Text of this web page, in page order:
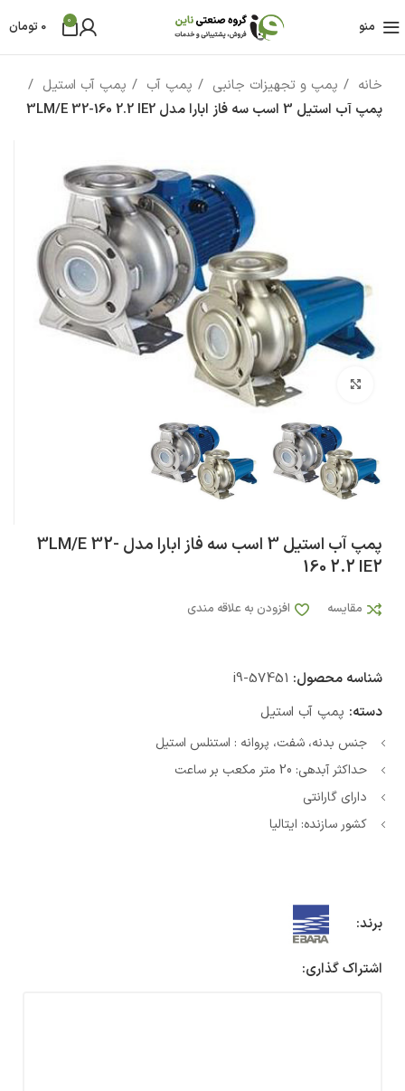
منو 0
0 تومان
خانه پمپ و تجهیزات جانبی پمپ آب
پمپ آب استیل
پمپ آب استيل 3 اسب سه فاز ابارا مدل 3LM/E 32-160 2.2 IE2
بزرگنمایی تصویر
پمپ آب استيل 3 اسب سه فاز ابارا مدل 3LM/E 32-
160 2.2 IE2
مقایسه افزودن به علاقه مندی
شناسه محصول: i9-57451
دسته: پمپ آب استیل
جنس بدنه، شفت، پروانه : استنلس استیل
حداکثر آبدهی: 20 متر مکعب بر ساعت
دارای گارانتی
کشور سازنده: ایتالیا
برند:
اشتراک گذاری: